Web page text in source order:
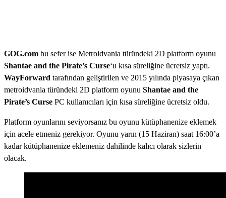
GOG.com bu sefer ise Metroidvania türündeki 2D platform oyunu
Shantae and the Pirate’s Curse‘u kısa süreliğine ücretsiz yaptı.
WayForward tarafından geliştirilen ve 2015 yılında piyasaya çıkan
metroidvania türündeki 2D platform oyunu Shantae and the
Pirate’s Curse PC kullanıcıları için kısa süreliğine ücretsiz oldu.
Platform oyunlarını seviyorsanız bu oyunu kütüphanenize eklemek
için acele etmeniz gerekiyor. Oyunu yarın (15 Haziran) saat 16:00’a
kadar kütüphanenize eklemeniz dahilinde kalıcı olarak sizlerin
olacak.